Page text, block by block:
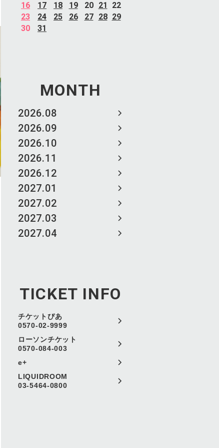
16
17 18 19 20 21
22
23
24 25 26 27 28 29
30
31
MONTH
2026.08
2026.09
2026.10
2026.11
2026.12
2027.01
2027.02
2027.03
2027.04
TICKET INFO
チケットぴあ
0570-02-9999
ローソンチケット
0570-084-003
e+
LIQUIDROOM
03-5464-0800